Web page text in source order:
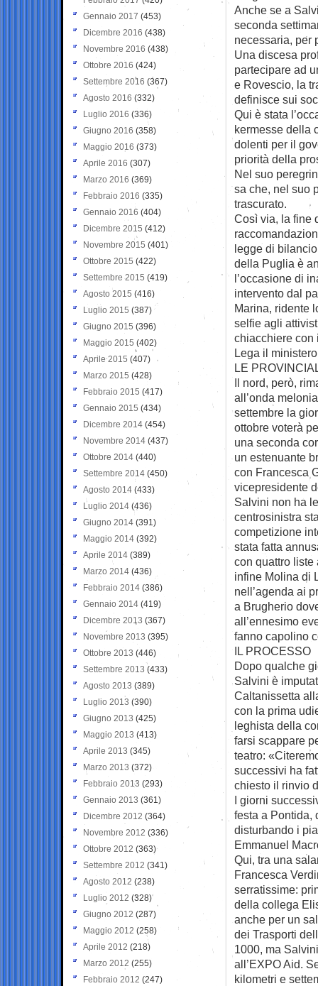
Anche se a
seconda
necessaria, per
Una discesa
partecipare ad
e Rovescio, la
definisce sui
Qui è stata
kermesse della
dolenti per il
priorità della
Nel suo
sa che, nel suo
trascurato.
Così via, la fine
legge di
della Puglia è
l’occasione di
intervento dal
Marina, ridente
selfie agli
chiacchiere con
Lega il
LE
Il nord, però,
all’onda
settembre la
ottobre voterà
una seconda
un estenuante
con Francesca
vicepresidente
Salvini non ha
centrosinistra
competizione
stata fatta
con quattro liste
infine Molina di
nell’agenda ai
a Brugherio
all’ennesimo
fanno capolino
IL PROCESSO
Dopo qualche
Salvini è
Caltanissetta
con la prima
leghista della
farsi scappare
teatro:
successivi ha
chiesto il rinvio
I giorni
festa a Pontida,
disturbando i
Emmanuel
Qui, tra una
Francesca
serratissime:
della collega
anche per un
dei Trasporti
1000, ma
all’EXPO Aid.
kilometri e
Gennaio 2017 (453)
Dicembre 2016 (438)
Novembre 2016 (438)
Ottobre 2016 (424)
Settembre 2016 (367)
Agosto 2016 (332)
Luglio 2016 (336)
Giugno 2016 (358)
Maggio 2016 (373)
Aprile 2016 (307)
Marzo 2016 (369)
Febbraio 2016 (335)
Gennaio 2016 (404)
Dicembre 2015 (412)
Novembre 2015 (401)
Ottobre 2015 (422)
Settembre 2015 (419)
Agosto 2015 (416)
Luglio 2015 (387)
Giugno 2015 (396)
Maggio 2015 (402)
Aprile 2015 (407)
Marzo 2015 (428)
Febbraio 2015 (417)
Gennaio 2015 (434)
Dicembre 2014 (454)
Novembre 2014 (437)
Ottobre 2014 (440)
Settembre 2014 (450)
Agosto 2014 (433)
Luglio 2014 (436)
Giugno 2014 (391)
Maggio 2014 (392)
Aprile 2014 (389)
Marzo 2014 (436)
Febbraio 2014 (386)
Gennaio 2014 (419)
Dicembre 2013 (367)
Novembre 2013 (395)
Ottobre 2013 (446)
Settembre 2013 (433)
Agosto 2013 (389)
Luglio 2013 (390)
Giugno 2013 (425)
Maggio 2013 (413)
Aprile 2013 (345)
Marzo 2013 (372)
Febbraio 2013 (293)
Gennaio 2013 (361)
Dicembre 2012 (364)
Novembre 2012 (336)
Ottobre 2012 (363)
Settembre 2012 (341)
Agosto 2012 (238)
Luglio 2012 (328)
Giugno 2012 (287)
Maggio 2012 (258)
Aprile 2012 (218)
Marzo 2012 (255)
Febbraio 2012 (247)